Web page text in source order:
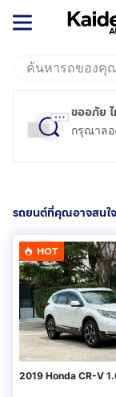
ขออภัย
กรุณาลอ
รถยนต์ที่คุณอาจสนใจ
HOT
2019 Honda CR-V